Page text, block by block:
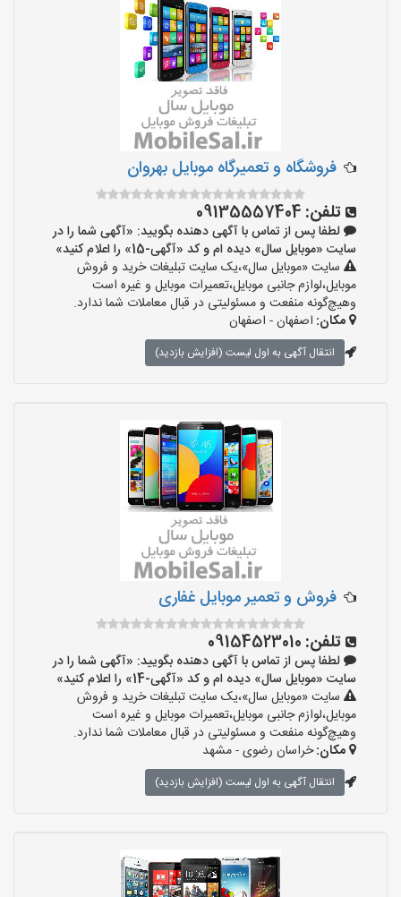
فروشگاه و تعمیرگاه موبایل بهروان
تلفن: 09135557404
لطفا پس از تماس با آگهی دهنده بگویید: «آگهی شما را در
سایت «موبایل سال» دیده ام و کد «آگهی-15» را اعلام کنید»
سایت «موبایل سال»،یک سایت تبلیغات خرید و فروش
موبایل،لوازم جانبی موبایل،تعمیرات موبایل و غیره است
وهیچ‌گونه منفعت و مسئولیتی در قبال معاملات شما ندارد.
مکان: اصفهان - اصفهان
انتقال آگهی به اول لیست (افزایش بازدید)
فروش و تعمیر موبایل غفاری
تلفن: 09154523010
لطفا پس از تماس با آگهی دهنده بگویید: «آگهی شما را در
سایت «موبایل سال» دیده ام و کد «آگهی-14» را اعلام کنید»
سایت «موبایل سال»،یک سایت تبلیغات خرید و فروش
موبایل،لوازم جانبی موبایل،تعمیرات موبایل و غیره است
وهیچ‌گونه منفعت و مسئولیتی در قبال معاملات شما ندارد.
مکان:خراسان رضوی - مشهد
انتقال آگهی به اول لیست (افزایش بازدید)